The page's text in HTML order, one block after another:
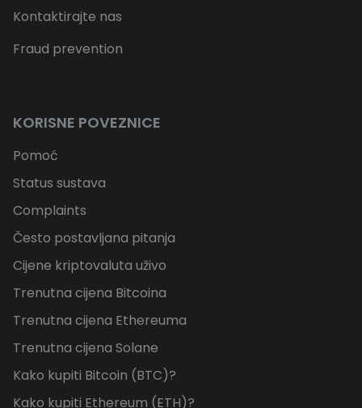
Kontaktirajte nas
Fraud prevention
KORISNE POVEZNICE
Pomoć
Status sustava
Complaints
Često postavljana pitanja
Cijene kriptovaluta uživo
Trenutna cijena Bitcoina
Trenutna cijena Ethereuma
Trenutna cijena Solane
Kako kupiti Bitcoin (BTC)?
Kako kupiti Ethereum (ETH)?